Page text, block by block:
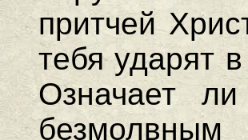
притчей
тебя ударят
Означает